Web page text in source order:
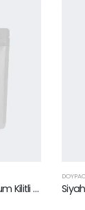
Mat Beyaz Alüminyum Kilitli Doypack 20 x 30 cm